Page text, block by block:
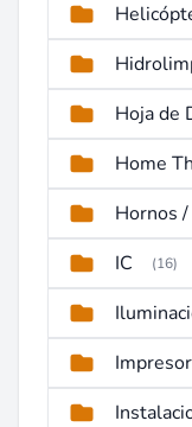
Hoja de
Home
Hornos /
IC (16)